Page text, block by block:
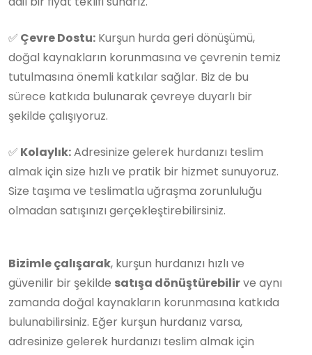
✅ Çevre Dostu: Kurşun hurda geri dönüşümü,
doğal kaynakların korunmasına ve çevrenin temiz
tutulmasına önemli katkılar sağlar. Biz de bu
sürece katkıda bulunarak çevreye duyarlı bir
şekilde çalışıyoruz.
✅ Kolaylık:Adresinize gelerek hurdanızı teslim
almak için size hızlı ve pratik bir hizmet sunuyoruz.
Size taşıma ve teslimatla uğraşma zorunluluğu
olmadan satışınızı gerçekleştirebilirsiniz.
Bizimle çalışarak, kurşun hurdanızı hızlı ve
güvenilir bir şekilde satışa dönüştürebilirve aynı
zamanda doğal kaynakların korunmasına katkıda
bulunabilirsiniz. Eğer kurşun hurdanız varsa,
adresinize gelerek hurdanızı teslim almak için